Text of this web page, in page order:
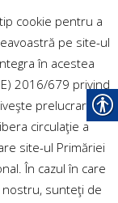
cookie pentru a
pe site-ul
în acestea
2016/679 privind
prelucrarea
circulaţie a
site-ul Primăriei
În cazul în care
nostru, sunteţi de